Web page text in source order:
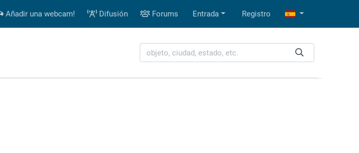
Añadir una webcam! Difusión Forums Entrada Registro